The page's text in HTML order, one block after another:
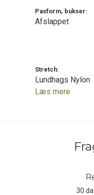
ben til kort, kompas
lårlommerne er udstyret
100 years. We know that
winter, spring,
Pasform, bukser:
Afslappet
Stretch:
Lundhags Nylon
Læs mere
30